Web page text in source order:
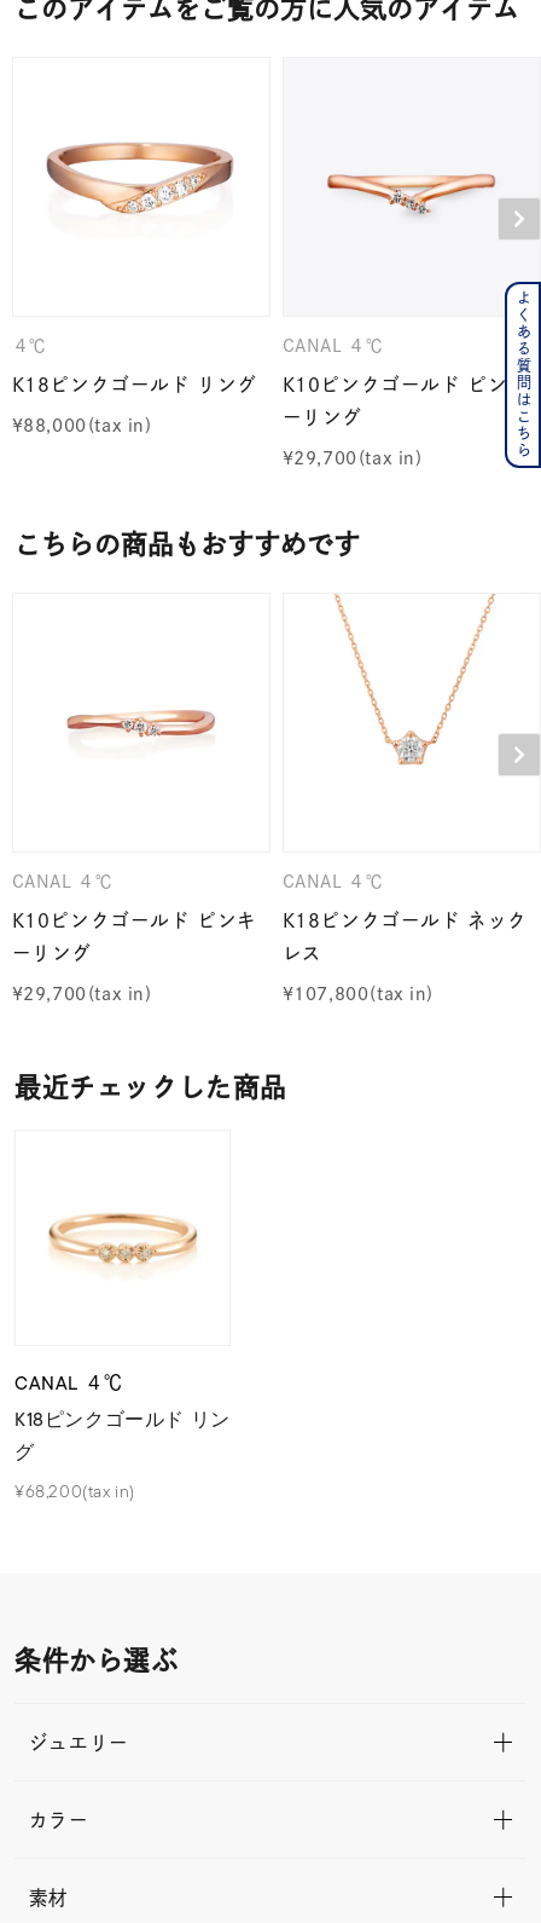
このアイテムをご覧の方に人気のアイテム
４℃
K18ピンクゴールド リング
¥88,000
CANAL ４℃
K10ピンクゴールド ピンキ
ーリング
¥29,700
こちらの商品もおすすめです
CANAL ４℃
K10ピンクゴールド ピンキ
ーリング
¥29,700
CANAL ４℃
K18ピンクゴールド ネック
レス
¥107,800
最近チェックした商品
CANAL ４℃
K18ピンクゴールド リン
グ
¥68,200(tax in)
条件から選ぶ
ジュエリー
カラー
素材
よくある質問はこちら